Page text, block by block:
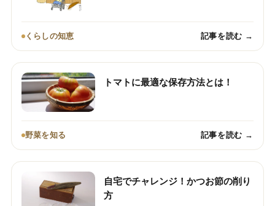
くらしの知恵 記事を読む →
トマトに最適な保存方法とは！
野菜を知る 記事を読む →
自宅でチャレンジ！かつお節の削り
方